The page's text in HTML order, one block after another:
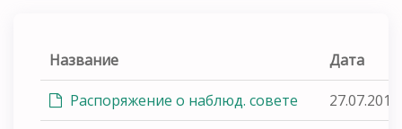
Название Дата
Распоряжение о наблюд. совете 27.07.2015